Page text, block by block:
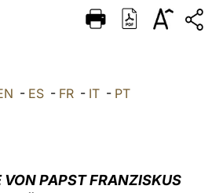
ITALIANO
- ES - FR - IT - PT
VON PAPST FRANZISKUS